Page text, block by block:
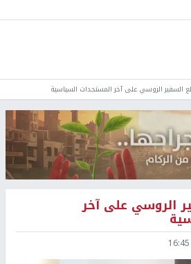
السفير الروسي على آخر المستجدات السياسية
الروسي على آخر